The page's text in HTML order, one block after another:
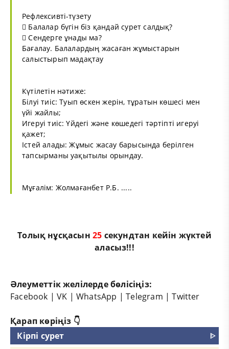
Рефлексивті-түзету
 Балалар бүгін біз қандай сурет салдық?
 Сендерге ұнады ма?
Бағалау. Балалардың жасаған жұмыстарын
салыстырып мадақтау
Күтілетін нәтиже:
Білуі тиіс: Туып өскен жерін, тұратын көшесі мен
үйі жайлы;
Игеруі тиіс: Үйдегі және көшедегі тәртіпті игеруі
қажет;
Істей алады: Жұмыс жасау барысында берілген
тапсырманы уақытылы орындау.
Мұғалім: Жолмағанбет Р.Б. .....
Толық нұсқасын25 секундтан кейін жүктей
аласыз!!!
Әлеуметтік желілерде бөлісіңіз:
Facebook |VK |WhatsApp |Telegram |Twitter
Қарап көріңіз 👇
Кірпі сурет
ᐈ